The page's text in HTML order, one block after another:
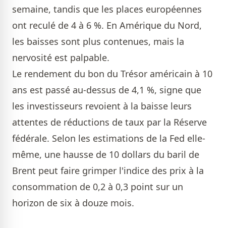
semaine, tandis que les places européennes
ont reculé de 4 à 6 %. En Amérique du Nord,
les baisses sont plus contenues, mais la
nervosité est palpable.
Le rendement du bon du Trésor américain à 10
ans est passé au-dessus de 4,1 %, signe que
les investisseurs revoient à la baisse leurs
attentes de réductions de taux par la Réserve
fédérale. Selon les estimations de la Fed elle-
même, une hausse de 10 dollars du baril de
Brent peut faire grimper l'indice des prix à la
consommation de 0,2 à 0,3 point sur un
horizon de six à douze mois.